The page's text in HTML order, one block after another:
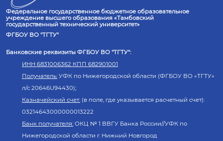
Федеральное государственное бюджетное образовательное
учреждение высшего образования «Тамбовский
государственный технический университет»
ФГБОУ ВО "ТГТУ"
Банковские реквизиты ФГБОУ ВО "ТГТУ":
ИНН 6831006362 КПП 682901001
Получатель: УФК по Нижегородской области (ФГБОУ ВО «ТГТУ»
л/с 20646U94430);
Казначейский счет: (в поле, где указывается расчетный счет):
03214643000000013222
Банк получателя: ОКЦ № 1 ВВГУ Банка России//УФК по
Нижегородской области г. Нижний Новгород